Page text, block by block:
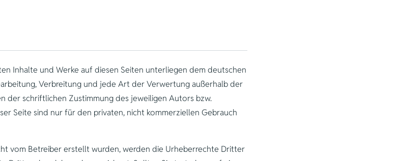
Inhalte und Werke auf diesen Seiten unterliegen dem deutschen
Verbreitung und jede Art der Verwertung außerhalb der
der schriftlichen Zustimmung des jeweiligen Autors bzw.
Seite sind nur für den privaten, nicht kommerziellen Gebrauch
vom Betreiber erstellt wurden, werden die Urheberrechte Dritter